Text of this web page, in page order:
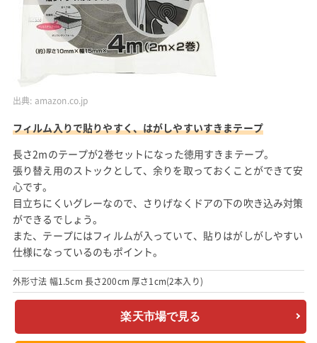
出典: amazon.co.jp
フィルム入りで貼りやすく、はがしやすいすきまテープ
長さ2mのテープが2巻セットになった徳用すきまテープ。
張り替え用のストックとして、余りを取っておくことができて安
心です。
目立ちにくいグレーなので、さりげなくドアの下の吹き込み対策
ができるでしょう。
また、テープにはフィルムが入っていて、貼りはがしがしやすい
仕様になっているのもポイント。
外形寸法 幅1.5cm 長さ200cm 厚さ1cm(2本入り)
楽天市場で見る